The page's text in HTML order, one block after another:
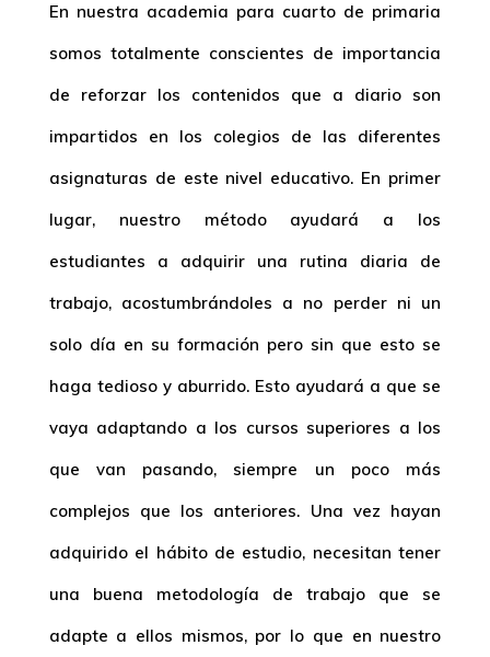
En nuestra academia para cuarto de primaria
somos totalmente conscientes de importancia
de reforzar los contenidos que a diario son
impartidos en los colegios de las diferentes
asignaturas de este nivel educativo. En primer
lugar, nuestro método ayudará a los
estudiantes a adquirir una rutina diaria de
trabajo, acostumbrándoles a no perder ni un
solo día en su formación pero sin que esto se
haga tedioso y aburrido. Esto ayudará a que se
vaya adaptando a los cursos superiores a los
que van pasando, siempre un poco más
complejos que los anteriores. Una vez hayan
adquirido el hábito de estudio, necesitan tener
una buena metodología de trabajo que se
adapte a ellos mismos, por lo que en nuestro